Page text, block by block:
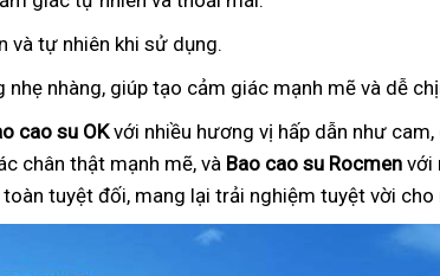
và tự nhiên khi sử dụng.
nhàng, giúp tạo cảm giác mạnh mẽ và dễ
cao su OKvới nhiều hương vị hấp dẫn như cam,
chân thật mạnh mẽ, và Bao cao su Rocmen với
tuyệt đối, mang lại trải nghiệm tuyệt vời